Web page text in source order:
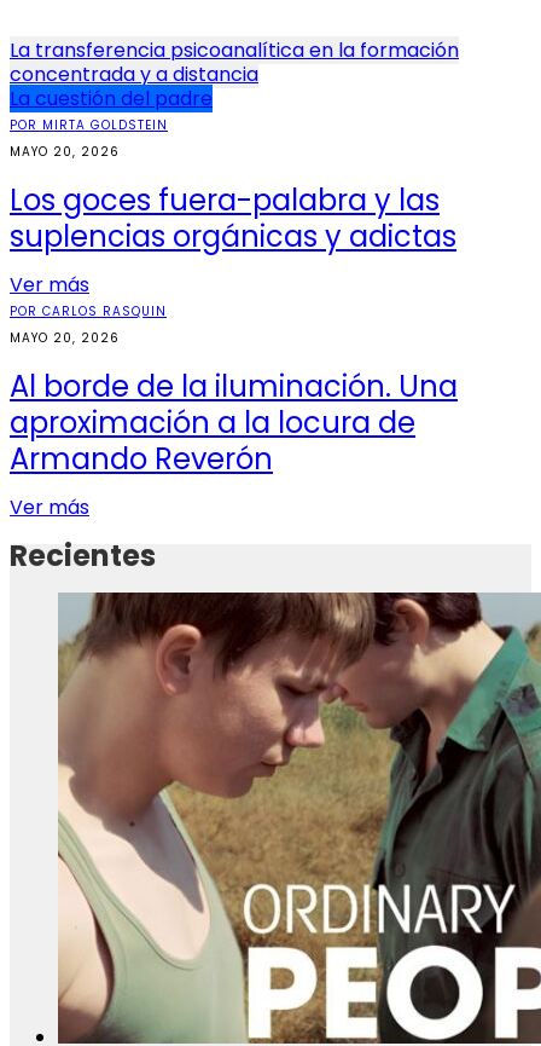
Navegación
de
entradas
La transferencia psicoanalítica en la formación
concentrada y a distancia
La cuestión del padre
POR MIRTA GOLDSTEIN
MAYO 20, 2026
Los goces fuera-palabra y las
suplencias orgánicas y adictas
Ver más
POR CARLOS RASQUIN
MAYO 20, 2026
Al borde de la iluminación. Una
aproximación a la locura de
Armando Reverón
Ver más
Recientes